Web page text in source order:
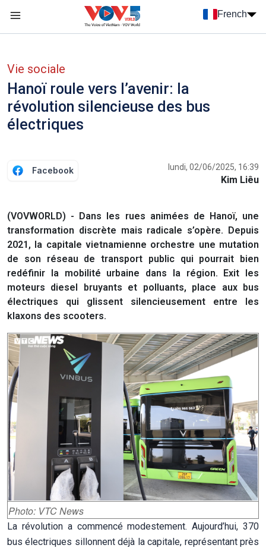
French
Vie sociale
Hanoï roule vers l’avenir: la
révolution silencieuse des bus
électriques
Facebook lundi, 02/06/2025, 16:39
Kim Liêu
(VOVWORLD) - Dans les rues animées de Hanoï, une
transformation discrète mais radicale s’opère. Depuis
2021, la capitale vietnamienne orchestre une mutation
de son réseau de transport public qui pourrait bien
redéfinir la mobilité urbaine dans la région. Exit les
moteurs diesel bruyants et polluants, place aux bus
électriques qui glissent silencieusement entre les
klaxons des scooters.
Photo: VTC News
La révolution a commencé modestement. Aujourd’hui, 370
bus électriques sillonnent déjà la capitale, représentant près